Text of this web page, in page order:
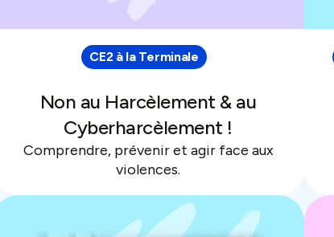
CE2 à la Terminale
Non au Harcèlement & au
Cyberharcèlement !
Comprendre, prévenir et agir face aux
violences.